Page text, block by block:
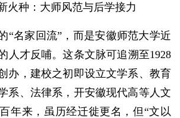
火种：大师风范与后学接力
“名家回流”，而是安徽师范大学近
人才反哺。这条文脉可追溯至1928
办，建校之初即设立文学系、教育
系、法律系，开安徽现代高等人文
年来，虽历经迁徙更名，但“文以